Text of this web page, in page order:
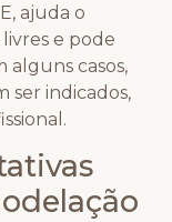
ajuda o
e pode
alguns casos,
ser indicados,